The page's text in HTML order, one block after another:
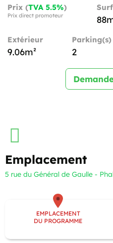
Prix (TVA 5.5%)
Prix direct promoteur
Extérieur
9.06m²
Parking(s)
2
Emplacement
5 rue du Général de Gaulle -
EMPLACEMENT
DU PROGRAMME